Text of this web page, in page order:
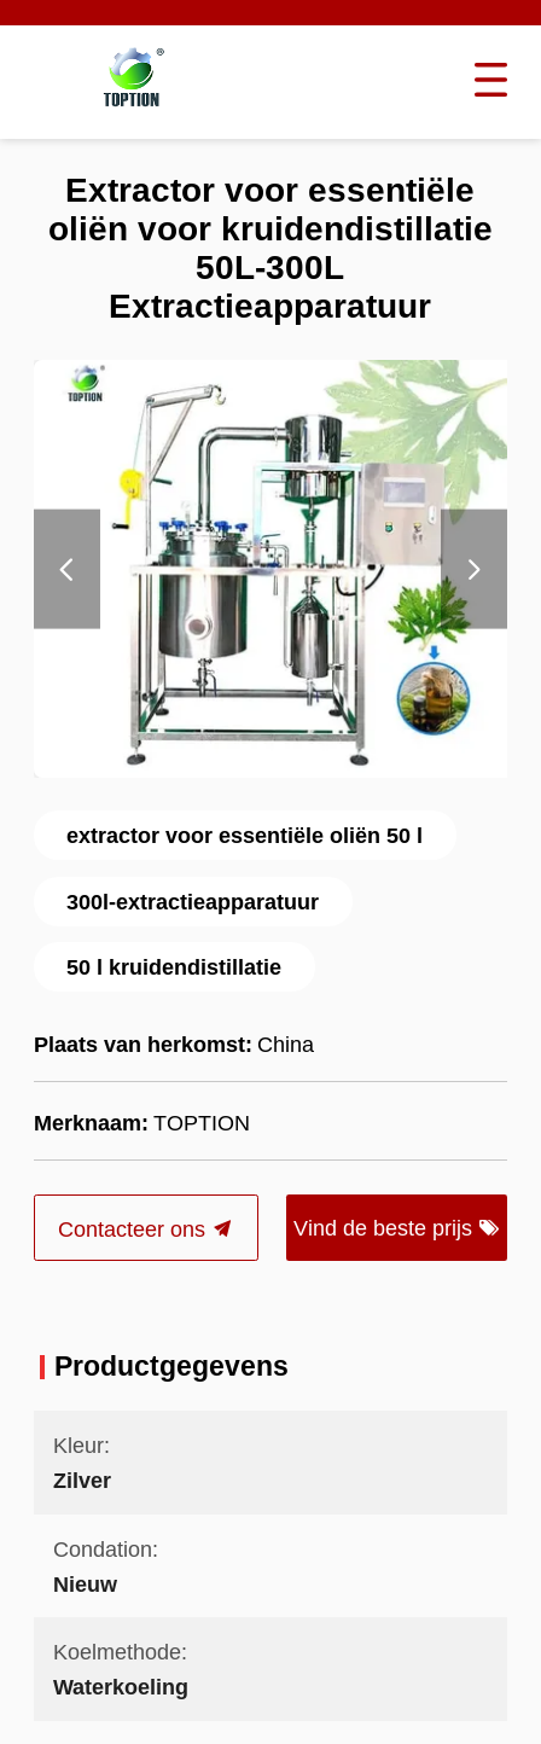
extractor voor essentiële oliën 50 l
300l-extractieapparatuur
50 l kruidendistillatie
Plaats van herkomst: China
Merknaam: TOPTION
Contacteer ons Vind de beste prijs
Extractor voor essentiële
oliën voor kruidendistillatie
50L-300L
Extractieapparatuur
Productgegevens
Kleur:
Zilver
Condation:
Nieuw
Koelmethode:
Waterkoeling